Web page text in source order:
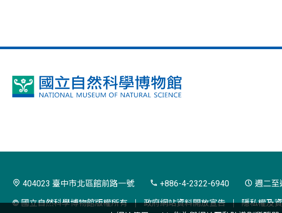
國
404023 臺中市北區館前路一號 +886-4-2322-6940
週二至
© 國立自然科學博物館版權所有
政府網站資料開放宣告 隱私權及